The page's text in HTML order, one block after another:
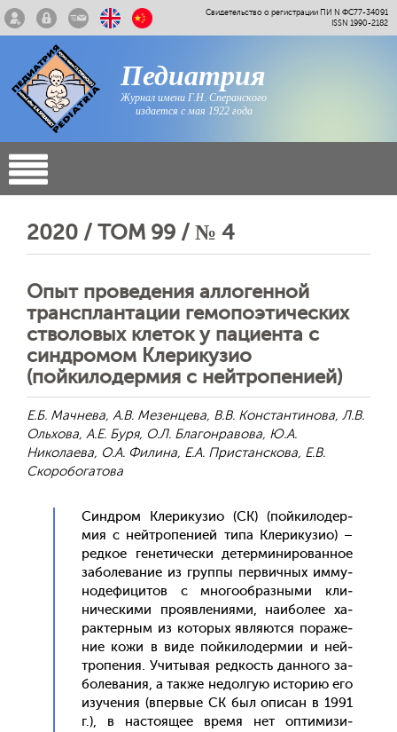
Свидетельство о регистрации ПИ N ФС77-34091
ISSN 1990-2182
Педиатрия
Журнал имени Г.Н. Сперанского
издается с мая 1922 года
2020 / ТОМ 99 / № 4
Опыт проведения аллогенной
трансплантации гемопоэтических
стволовых клеток у пациента с
синдромом Клерикузио
(пойкилодермия с нейтропенией)
Е.Б. Мачнева, А.В. Мезенцева, В.В. Константинова, Л.В.
Ольхова, А.Е. Буря, О.Л. Благонравова, Ю.А.
Николаева, О.А. Филина, Е.А. Пристанскова, Е.В.
Скоробогатова
Син­дром Кле­рику­зио (СК) (пой­ки­лодер­
мия с ней­тро­пени­ей ти­па Кле­рику­зио) –
ред­кое ге­нети­чес­ки де­тер­ми­ниро­ван­ное
за­боле­вание из груп­пы пер­вичных им­му­
ноде­фици­тов с мно­го­об­разны­ми кли­
ничес­ки­ми про­яв­ле­ни­ями, на­ибо­лее ха­
рак­терным из ко­торых яв­ля­ют­ся по­раже­
ние ко­жи в ви­де пой­ки­лодер­мии и ней­
тро­пения. Учи­тывая ред­кость дан­но­го за­
боле­вания, а так­же не­дол­гую ис­то­рию его
изу­чения (впер­вые СК был опи­сан в 1991
г.), в нас­то­ящее вре­мя нет оп­ти­мизи­